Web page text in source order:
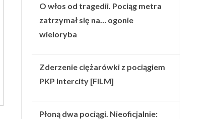
O włos od tragedii. Pociąg metra
zatrzymał się na… ogonie
wieloryba
Zderzenie ciężarówki z pociągiem
PKP Intercity [FILM]
Płoną dwa pociągi. Nieoficjalnie: